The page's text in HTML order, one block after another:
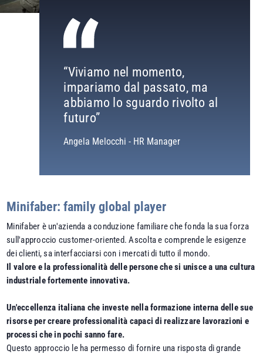
“Viviamo nel momento,
impariamo dal passato, ma
abbiamo lo sguardo rivolto al
futuro”
Angela Melocchi - HR Manager
Minifaber: family global player
Minifaber è un'azienda a conduzione familiare che fonda la sua forza
sull'approccio customer-oriented. Ascolta e comprende le esigenze
dei clienti, sa interfacciarsi con i mercati di tutto il mondo.
Il valore e la professionalità delle persone che si unisce a una cultura
industriale fortemente innovativa.
Un'eccellenza italiana che investe nella formazione interna delle sue
risorse per creare professionalità capaci di realizzare lavorazioni e
processi che in pochi sanno fare.
Questo approccio le ha permesso di fornire una risposta di grande